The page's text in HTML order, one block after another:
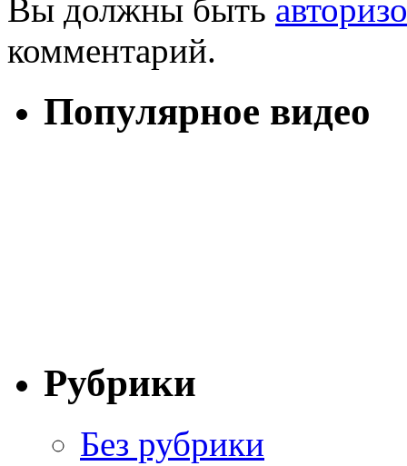
Вы должны быть
комментарий.
Популярное видео
Рубрики
Без рубрики